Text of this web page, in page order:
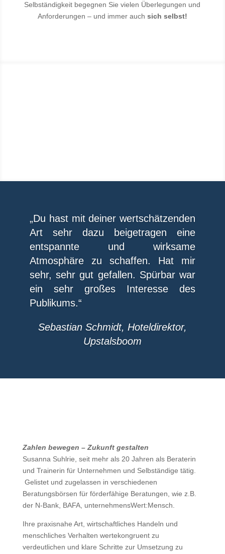
Selbständigkeit begegnen Sie vielen Überlegungen und
Anforderungen – und immer auch sich selbst!
„Du hast mit deiner wert­schätzenden
Art sehr dazu beigetragen eine
entspannte und wirksame
Atmosphäre zu schaffen. Hat mir
sehr, sehr gut gefallen. Spürbar war
ein sehr großes Interesse des
Publikums.“
Sebastian Schmidt, Hoteldirektor,
Upstalsboom
Zahlen bewegen – Zukunft gestalten
Susanna Suhlrie, seit mehr als 20 Jahren als Beraterin
und Trainerin für Unternehmen und Selbständige tätig.
Gelistet und zugelassen in verschiedenen
Beratungsbörsen für förderfähige Beratungen, wie z.B.
der N-Bank, BAFA, unternehmensWert:Mensch.
Ihre praxisnahe Art, wirtschaftliches Handeln und
menschliches Verhalten wertekongruent zu
verdeutlichen und klare Schritte zur Umsetzung zu